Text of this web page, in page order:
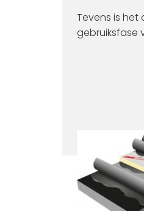
Tevens is
gebruiksfase